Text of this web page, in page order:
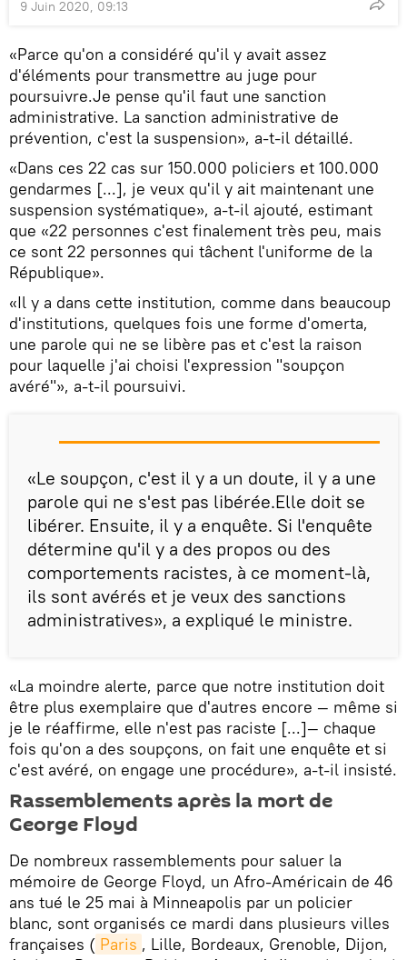
9 Juin 2020, 09:13
«Parce qu'on a considéré qu'il y avait assez
d'éléments pour transmettre au juge pour
poursuivre.Je pense qu'il faut une sanction
administrative. La sanction administrative de
prévention, c'est la suspension», a-t-il détaillé.
«Dans ces 22 cas sur 150.000 policiers et 100.000
gendarmes [...], je veux qu'il y ait maintenant une
suspension systématique», a-t-il ajouté, estimant
que «22 personnes c'est finalement très peu, mais
ce sont 22 personnes qui tâchent l'uniforme de la
République».
«Il y a dans cette institution, comme dans beaucoup
d'institutions, quelques fois une forme d'omerta,
une parole qui ne se libère pas et c'est la raison
pour laquelle j'ai choisi l'expression "soupçon
avéré"», a-t-il poursuivi.
«Le soupçon, c'est il y a un doute, il y a une
parole qui ne s'est pas libérée.Elle doit se
libérer. Ensuite, il y a enquête. Si l'enquête
détermine qu'il y a des propos ou des
comportements racistes, à ce moment-là,
ils sont avérés et je veux des sanctions
administratives», a expliqué le ministre.
«La moindre alerte, parce que notre institution doit
être plus exemplaire que d'autres encore — même si
je le réaffirme, elle n'est pas raciste [...]— chaque
fois qu'on a des soupçons, on fait une enquête et si
c'est avéré, on engage une procédure», a-t-il insisté.
Rassemblements après la mort de
George Floyd
De nombreux rassemblements pour saluer la
mémoire de George Floyd, un Afro-Américain de 46
ans tué le 25 mai à Minneapolis par un policier
blanc, sont organisés ce mardi dans plusieurs villes
françaises ( Paris , Lille, Bordeaux, Grenoble, Dijon,